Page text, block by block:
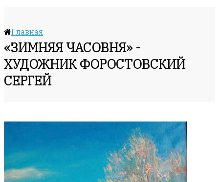
Главная
«ЗИМНЯЯ ЧАСОВНЯ» -
ХУДОЖНИК ФОРОСТОВСКИЙ
СЕРГЕЙ